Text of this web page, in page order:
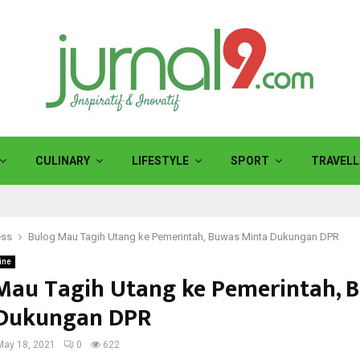
CULINARY LIFESTYLE SPORT
Bulog Mau Tagih Utang ke Pemerintah, Buwas Minta Dukungan DPR
Tagih Utang ke Pemerintah,
DPR
18, 2021 0 622